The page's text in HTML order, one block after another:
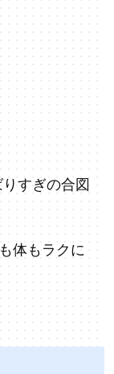
すぎの合図
体もラクに